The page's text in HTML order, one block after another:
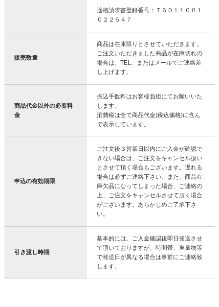
適格請求書登録番号：Ｔ６０１１００１
０２２５４７
販売数量
商品は在庫限りとさせていただきます。
ご注文いただきました商品が在庫切れの
場合は、TEL、またはメールでご連絡差
し上げます。
商品代金以外の必要料
金
振込手数料はお客様負担にてお願いいた
します。
消費税は全て商品代金(税込価格)に含ん
で表示しています。
申込の有効期限
ご注文後３営業日以内にご入金が確認で
きない場合は、ご注文をキャンセル扱い
とさせて頂く場合もございます。遅れる
場合は必ずご連絡下さい。また、商品在
庫欠品になってしまった場合、ご連絡の
上、ご注文をキャンセルさせて頂く場合
がございます。あらかじめご了承下さ
い。
引き渡し時期
基本的には、ご入金確認後即日発送させ
て頂いておりますが、時間帯、重量物等
で発送日が異なる場合は事前にご連絡致
します。